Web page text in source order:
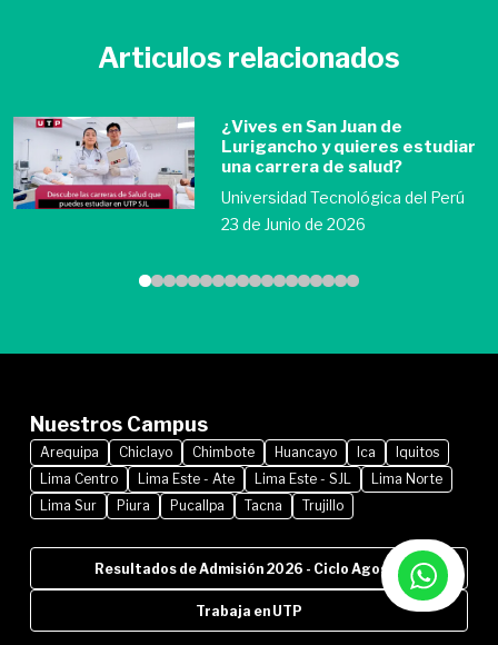
Articulos relacionados
¿Vives en San Juan de
Lurigancho y quieres estudiar
una carrera de salud?
Universidad Tecnológica del Perú
23 de Junio de 2026
Nuestros Campus
Arequipa Chiclayo Chimbote Huancayo Ica
Iquitos
Lima Centro
Lima Este - Ate Lima Este - SJL
Lima Norte
Lima Sur
Piura Pucallpa Tacna Trujillo
Resultados de Admisión 2026 - Ciclo Agosto
Trabaja en UTP